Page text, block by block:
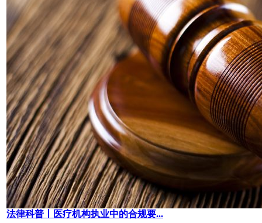
法律科普丨医疗机构执业中的合规要...